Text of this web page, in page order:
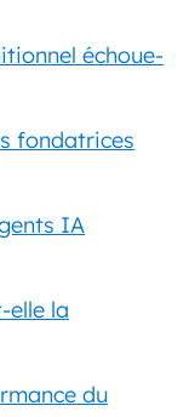
échoue-
fondatrices
IA
elle la
du